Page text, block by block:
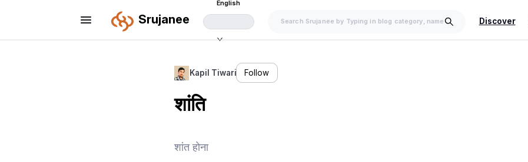
Srujanee
English
Discover
Kapil Tiwari Follow
शांति
शांत होना